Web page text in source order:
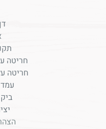
חריטה
חריטה